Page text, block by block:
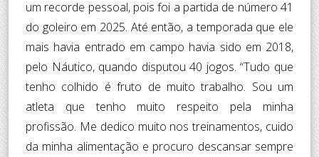
um recorde pessoal, pois foi a partida de número 41
do goleiro em 2025. Até então, a temporada que ele
mais havia entrado em campo havia sido em 2018,
pelo Náutico, quando disputou 40 jogos. “Tudo que
tenho colhido é fruto de muito trabalho. Sou um
atleta que tenho muito respeito pela minha
profissão. Me dedico muito nos treinamentos, cuido
da minha alimentação e procuro descansar sempre